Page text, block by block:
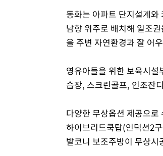
동화는 아파트 단지설계
남향 위주로 배치해 일조
을 주변 자연환경과 잘 어
영유아들을 위한 보육시
습장, 스크린골프, 인조잔
다양한 무상옵션 제공으
하이브리드쿡탑(인덕션2
발코니 보조주방이 무상시